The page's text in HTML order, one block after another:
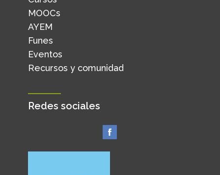
MOOCs
AYEM
Funes
Eventos
Recursos y comunidad
Redes sociales